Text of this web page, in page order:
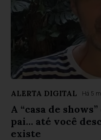
ALERTA DIGITAL Há 5
A “casa de
pai… até você
existe